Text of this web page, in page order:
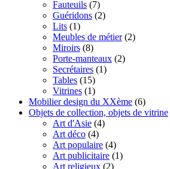
Fauteuils (7)
Guéridons (2)
Lits (1)
Meubles de métier (2)
Miroirs (8)
Porte-manteaux (2)
Secrétaires (1)
Tables (15)
Vitrines (1)
Mobilier design du XXème (6)
Objets de collection, objets de vitrine
Art d'Asie (4)
Art déco (4)
Art populaire (4)
Art publicitaire (1)
Art religieux (2)